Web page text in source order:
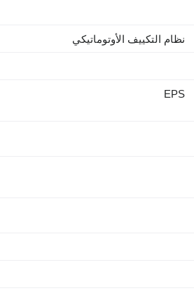
نظام التكييف الأوتوماتيكي
EPS